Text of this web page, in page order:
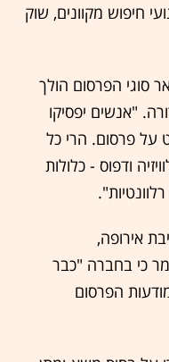
חיפוש מקוונים, שוק
סוגי הפרסום הולך
"אנשים יפסיקו
על פרסום. הרי כל
ודפוס - כלולות
אירופה,
כי בחברה "כבר
הפרסום